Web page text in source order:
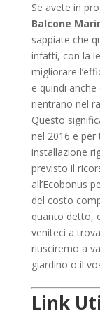
Se avete in
Balcone
sappiate che
infatti, con la
migliorare
e quindi
rientrano nel
Questo
nel 2016 e
installazione
previsto il
all’Ecobonus
del costo
quanto detto,
veniteci a
riusciremo a
giardino o il
Link